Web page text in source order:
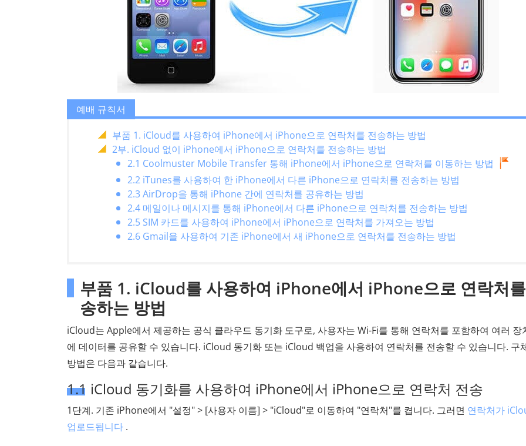
예배 규칙서
부품 1. iCloud를 사용하여 iPhone에서 iPhone으로 연락처를 전송하는 방법
2부. iCloud 없이 iPhone에서 iPhone으로 연락처를 전송하는 방법
2.1 Coolmuster Mobile Transfer 통해 iPhone에서 iPhone으로 연락처를 이동하는 방법
2.2 iTunes를 사용하여 한 iPhone에서 다른 iPhone으로 연락처를 전송하는 방법
2.3 AirDrop을 통해 iPhone 간에 연락처를 공유하는 방법
2.4 메일이나 메시지를 통해 iPhone에서 다른 iPhone으로 연락처를 전송하는 방법
2.5 SIM 카드를 사용하여 iPhone에서 iPhone으로 연락처를 가져오는 방법
2.6 Gmail을 사용하여 기존 iPhone에서 새 iPhone으로 연락처를 전송하는 방법
부품 1. iCloud를 사용하여 iPhone에서 iPhone으로 연락처
송하는 방법
iCloud는 Apple에서 제공하는 공식 클라우드 동기화 도구로, 사용자는 Wi-Fi를 통해 연락처를 포함하여 여러 장
에 데이터를 공유할 수 있습니다. iCloud 동기화 또는 iCloud 백업을 사용하여 연락처를 전송할 수 있습니다. 구
방법은 다음과 같습니다.
1.1 iCloud 동기화를 사용하여 iPhone에서 iPhone으로 연락처 전송
1단계. 기존 iPhone에서 "설정" > [사용자 이름] > "iCloud"로 이동하여 "연락처"를 켭니다. 그러면 연락처가
업로드됩니다 .